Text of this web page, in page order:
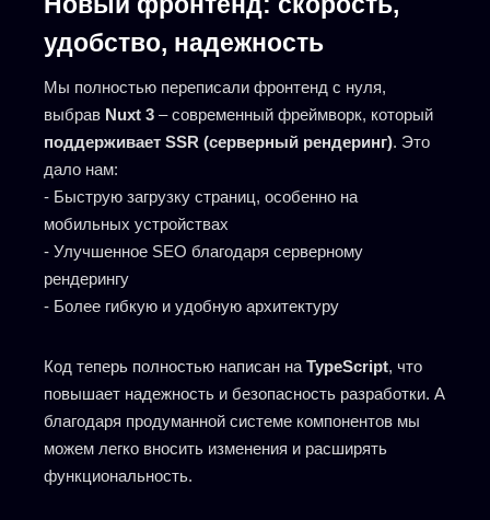
удобство, надежность
Мы полностью переписали фронтенд с нуля,
выбрав Nuxt 3 – современный фреймворк, который
поддерживает SSR (серверный рендеринг). Это
дало нам:
- Быструю загрузку страниц, особенно на
мобильных устройствах
- Улучшенное SEO благодаря серверному
рендерингу
- Более гибкую и удобную архитектуру
Код теперь полностью написан на TypeScript, что
повышает надежность и безопасность разработки. А
благодаря продуманной системе компонентов мы
можем легко вносить изменения и расширять
функциональность.